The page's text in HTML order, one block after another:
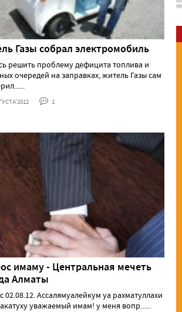
Газы собрал электромобиль
решить проблему дефицита топлива и
очередей на заправках, житель Газы сам
1
имаму - Центральная мечеть
Алматы
02.08.12. Ассалямуалейкум уа рахматуллахи
уважаемый имам! у меня вопр......